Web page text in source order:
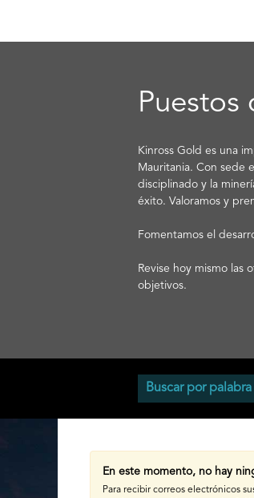
Puestos
Kinross Gold es una
Mauritania. Con sede
disciplinado y la
éxito. Valoramos y
Fomentamos el
Revise hoy mismo las
objetivos.
En este momento, no hay
Para recibir correos electrónicos